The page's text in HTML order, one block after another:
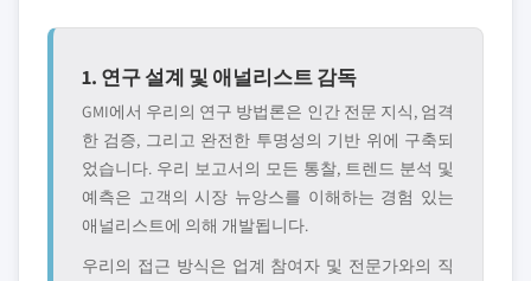
1. 연구 설계 및 애널리스트 감독
GMI에서 우리의 연구 방법론은 인간 전문 지식, 엄격
한 검증, 그리고 완전한 투명성의 기반 위에 구축되
었습니다. 우리 보고서의 모든 통찰, 트렌드 분석 및
예측은 고객의 시장 뉴앙스를 이해하는 경험 있는
애널리스트에 의해 개발됩니다.
우리의 접근 방식은 업계 참여자 및 전문가와의 직